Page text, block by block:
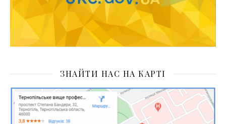
ЗНАЙТИ НАС НА КАРТІ